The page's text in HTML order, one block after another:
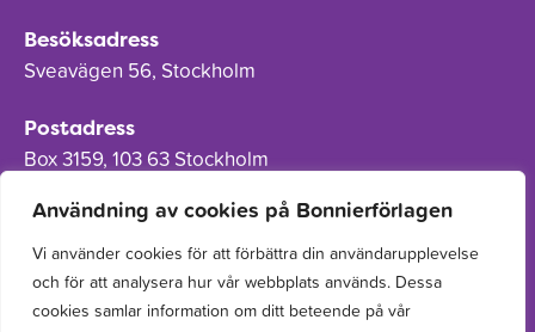
Användning av cookies på Bonnierförlagen
Vi använder cookies för att förbättra din användarupplevelse
och för att analysera hur vår webbplats används. Dessa
cookies samlar information om ditt beteende på vår
Besöksadress
Sveavägen 56, Stockholm
Postadress
Box 3159, 103 63 Stockholm
Om Bonnierförlagen